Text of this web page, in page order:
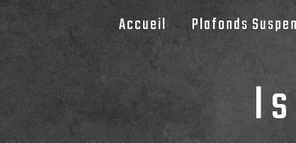
Panneau de gestion des cookies
Accueil Plafonds